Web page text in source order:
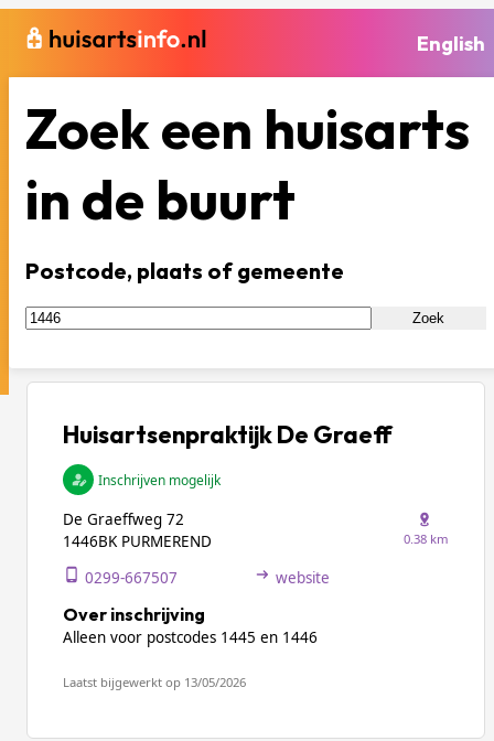
English
Zoek een huisarts
in de buurt
Postcode, plaats of gemeente
Zoek
Huisartsenpraktijk De Graeff
Inschrijven mogelijk
De Graeffweg 72
1446BK PURMEREND
0.38 km
0299-667507 website
Over inschrijving
Alleen voor postcodes 1445 en 1446
Laatst bijgewerkt op 13/05/2026